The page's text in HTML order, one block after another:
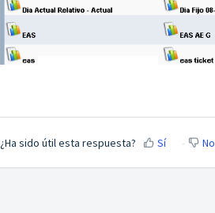
¿Ha sido útil esta respuesta? Sí No